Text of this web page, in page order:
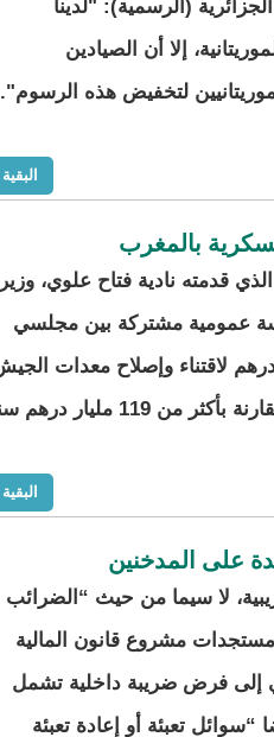
(الرسمية): "لدينا
إلا أن الصيادين
لتخفيض هذه
البقية
بالمغرب
مشروع قانون المالية لسنة 2025، الذي قدمته نادية فتاح علوي،
عمومية مشتركة بين مجلسي
أكثر من 133 مليار درهم لاقتناء وإصلاح معدات
المغربي ودعم تطوير الصناعة الدفاعية، مقارنة بأكثر من 119
البقية
لا سيما من حيث “الضرائب
مشروع قانون المالية
الرسمي إلى فرض ضريبة داخلية تشمل
تعبئة أو إعادة تعبئة